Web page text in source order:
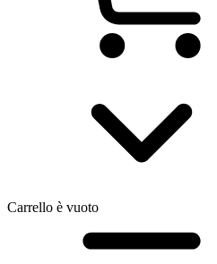
Carrello è vuoto